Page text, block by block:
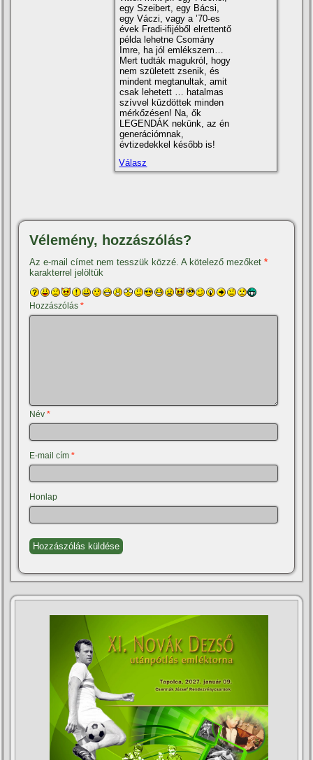
egy Szeibert, egy Bácsi,
egy Váczi, vagy a ’70-es
évek Fradi-ifijéből elrettentő
példa lehetne Csomány
Imre, ha jól emlékszem…
Mert tudták magukról, hogy
nem született zsenik, és
mindent megtanultak, amit
csak lehetett … hatalmas
szí­vvel küzdöttek minden
mérkőzésen! Na, ők
LEGENDÁK nekünk, az én
generációmnak,
évtizedekkel később is!
Válasz
Vélemény, hozzászólás?
Az e-mail címet nem tesszük közzé. A kötelező mezőket*
karakterrel jelöltük
Hozzászólás*
Név*
E-mail cím*
Honlap